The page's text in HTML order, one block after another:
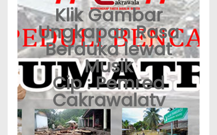
Klik Gambar
Ungkapan Rasa
Berduka lewat
Musik
Cip : Pemred
Cakrawalatv